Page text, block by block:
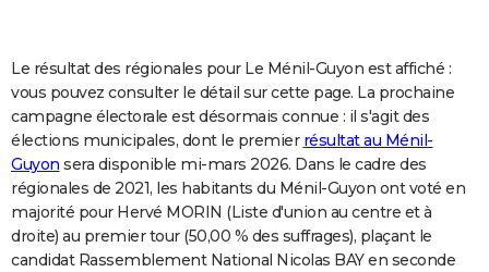
COPAINS D'AVANT
S'inscrire
Se connecter
Lycées
Collèges
Primaires
Universités
Entreprises
Service militaire
Avis de recherche
AVIS DE DÉCÈS
FORUM
Bricolage
Lifestyle
Culture
Sport
Auto
Television
Voyage
Cinema
Le résultat des régionales pour Le Ménil-Guyon est affiché :
vous pouvez consulter le détail sur cette page. La prochaine
campagne électorale est désormais connue : il s'agit des
élections municipales, dont le premier résultat au Ménil-
Guyon sera disponible mi-mars 2026. Dans le cadre des
régionales de 2021, les habitants du Ménil-Guyon ont voté en
majorité pour Hervé MORIN (Liste d'union au centre et à
droite) au premier tour (50,00 % des suffrages), plaçant le
candidat Rassemblement National Nicolas BAY en seconde